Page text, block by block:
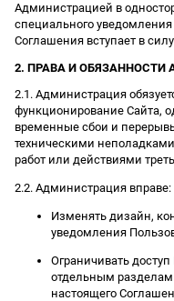
Администрацией в
специального
Соглашения вступает в
2. ПРАВА И
2.1. Администрация
функционирование Сайта,
временные сбои и
техническими
работ или действиями
2.2. Администрация вправе:
Изменять дизайн,
уведомления
Ограничивать
отдельным разделам
настоящего